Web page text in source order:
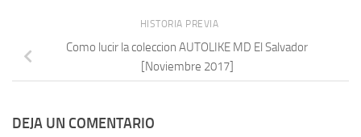
HISTORIA PREVIA
Como lucir la coleccion AUTOLIKE MD El Salvador
[Noviembre 2017]
DEJA UN COMENTARIO